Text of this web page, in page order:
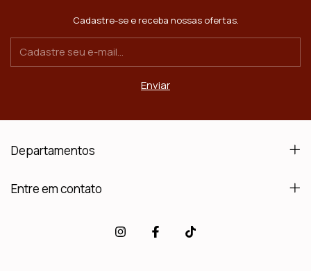
Cadastre-se e receba nossas ofertas.
Departamentos
Entre em contato